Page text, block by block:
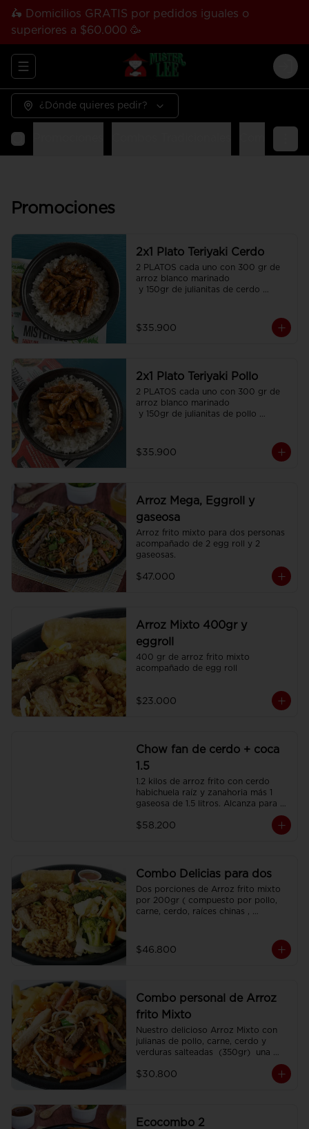
🛵 Domicilios GRATIS por pedidos iguales o
superiores a $60.000 🥳
Abrir menu de navegación
¿Dónde quieres pedir?
Promociones
2x1 Plato Teriyaki Cerdo
2 PLATOS cada uno con 300 gr de
arroz blanco marinado
y 150gr de julianitas de cerdo
$35.900
2x1 Plato Teriyaki Pollo
2 PLATOS cada uno con 300 gr de
arroz blanco marinado
y 150gr de julianitas de pollo
$35.900
Arroz Mega, Eggroll y
gaseosa
Arroz frito mixto para dos personas
acompañado de 2 egg roll y 2
gaseosas.
$47.000
Arroz Mixto 400gr y
eggroll
400 gr de arroz frito mixto
acompañado de egg roll
$23.000
Chow fan de cerdo + coca
1.5
1.2 kilos de arroz frito con cerdo
habichuela raíz y zanahoria más 1
gaseosa de 1.5 litros. Alcanza para 3
$58.200
Combo Delicias para dos
Dos porciones de Arroz frito mixto
por 200gr ( compuesto por pollo,
carne, cerdo, raíces chinas ,
200 gr , 2 Egg Roll  y 2 Coca Colas
Pet 400 ml.
$46.800
Combo personal de Arroz
frito Mixto
Nuestro delicioso Arroz Mixto con
julianas de pollo, carne, cerdo y
verduras salteadas  (350gr)  una
CocaCola pet 250ml.
$30.800
Ecocombo 2